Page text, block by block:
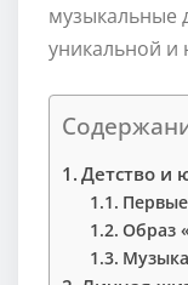
музыкальные
уникальной и
Детство и
Образ